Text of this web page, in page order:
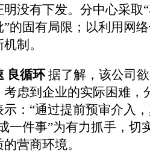
没有下发。分中心采取
”的固有局限；以利用网
制。
良循环 据了解，该公司
考虑到企业的实际困难
： “通过提前预审介入
一件事”为有力抓手， 切
营商环境。